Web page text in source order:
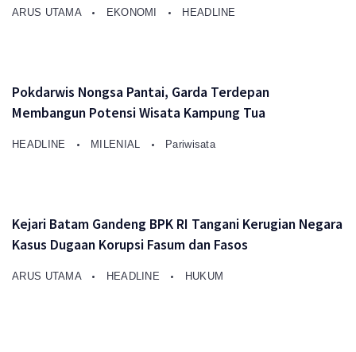
ARUS UTAMA EKONOMI HEADLINE
Pokdarwis Nongsa Pantai, Garda Terdepan
Membangun Potensi Wisata Kampung Tua
HEADLINE MILENIAL Pariwisata
Kejari Batam Gandeng BPK RI Tangani Kerugian Negara
Kasus Dugaan Korupsi Fasum dan Fasos
ARUS UTAMA HEADLINE HUKUM